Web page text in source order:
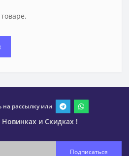
рассылку или
и Скидках !
Подписаться